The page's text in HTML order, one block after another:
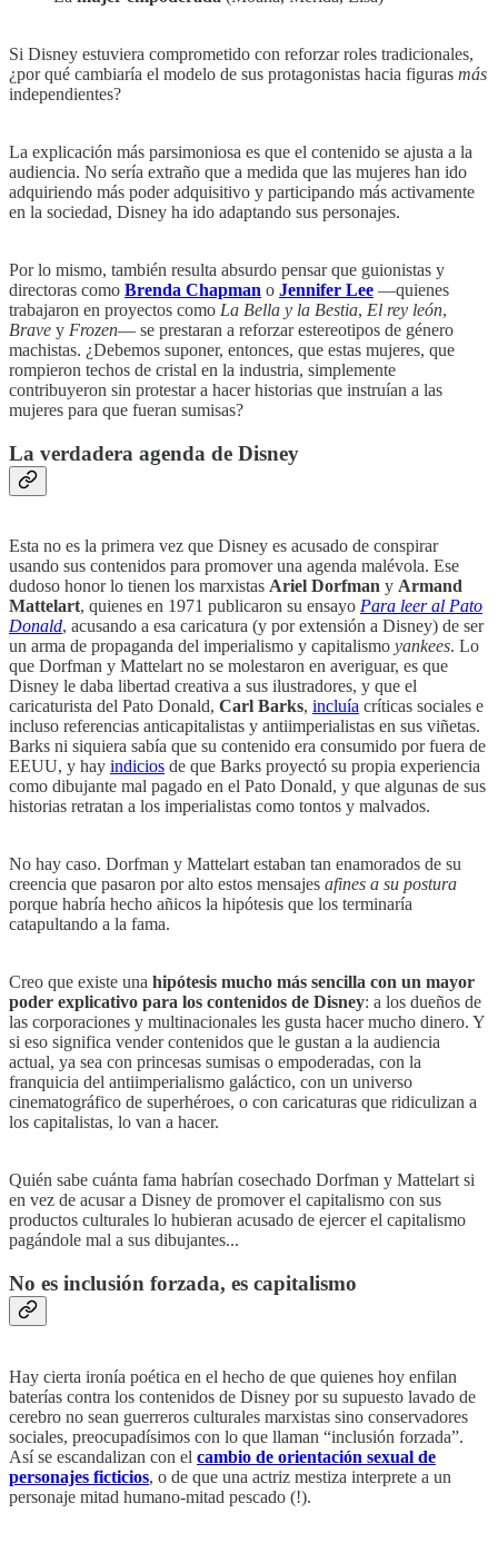
Si Disney estuviera comprometido con reforzar roles tradicionales,
¿por qué cambiaría el modelo de sus protagonistas hacia figuras más
independientes?
La explicación más parsimoniosa es que el contenido se ajusta a la
audiencia. No sería extraño que a medida que las mujeres han ido
adquiriendo más poder adquisitivo y participando más activamente
en la sociedad, Disney ha ido adaptando sus personajes.
Por lo mismo, también resulta absurdo pensar que guionistas y
directoras como Brenda Chapman o Jennifer Lee —quienes
trabajaron en proyectos como La Bella y la Bestia, El rey león,
Brave y Frozen— se prestaran a reforzar estereotipos de género
machistas. ¿Debemos suponer, entonces, que estas mujeres, que
rompieron techos de cristal en la industria, simplemente
contribuyeron sin protestar a hacer historias que instruían a las
mujeres para que fueran sumisas?
La verdadera agenda de Disney
Esta no es la primera vez que Disney es acusado de conspirar
usando sus contenidos para promover una agenda malévola. Ese
dudoso honor lo tienen los marxistas Ariel Dorfman y Armand
Mattelart, quienes en 1971 publicaron su ensayo Para leer al Pato
Donald, acusando a esa caricatura (y por extensión a Disney) de ser
un arma de propaganda del imperialismo y capitalismo yankees. Lo
que Dorfman y Mattelart no se molestaron en averiguar, es que
Disney le daba libertad creativa a sus ilustradores, y que el
caricaturista del Pato Donald, Carl Barks, incluía críticas sociales e
incluso referencias anticapitalistas y antiimperialistas en sus viñetas.
Barks ni siquiera sabía que su contenido era consumido por fuera de
EEUU, y hay indicios de que Barks proyectó su propia experiencia
como dibujante mal pagado en el Pato Donald, y que algunas de sus
historias retratan a los imperialistas como tontos y malvados.
No hay caso. Dorfman y Mattelart estaban tan enamorados de su
creencia que pasaron por alto estos mensajes afines a su postura
porque habría hecho añicos la hipótesis que los terminaría
catapultando a la fama.
Creo que existe una hipótesis mucho más sencilla con un mayor
poder explicativo para los contenidos de Disney: a los dueños de
las corporaciones y multinacionales les gusta hacer mucho dinero. Y
si eso significa vender contenidos que le gustan a la audiencia
actual, ya sea con princesas sumisas o empoderadas, con la
franquicia del antiimperialismo galáctico, con un universo
cinematográfico de superhéroes, o con caricaturas que ridiculizan a
los capitalistas, lo van a hacer.
Quién sabe cuánta fama habrían cosechado Dorfman y Mattelart si
en vez de acusar a Disney de promover el capitalismo con sus
productos culturales lo hubieran acusado de ejercer el capitalismo
pagándole mal a sus dibujantes...
No es inclusión forzada, es capitalismo
Hay cierta ironía poética en el hecho de que quienes hoy enfilan
baterías contra los contenidos de Disney por su supuesto lavado de
cerebro no sean guerreros culturales marxistas sino conservadores
sociales, preocupadísimos con lo que llaman “inclusión forzada”.
Así se escandalizan con el cambio de orientación sexual de
personajes ficticios, o de que una actriz mestiza interprete a un
personaje mitad humano-mitad pescado (!).